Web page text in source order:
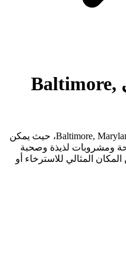
مقاهي القطط في Baltimore,
اكتشف أفضل مقاهي القطط في Baltimore, Maryland، حيث يمكن
ومشروبات لذيذة وصحبة
المثالي للاسترخاء أو